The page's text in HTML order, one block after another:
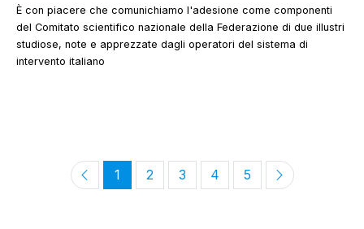
È con piacere che comunichiamo l'adesione come componenti
del Comitato scientifico nazionale della Federazione di due illustri
studiose, note e apprezzate dagli operatori del sistema di
intervento italiano
1 2 3 4 5